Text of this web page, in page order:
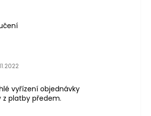
obchodu je 5 z 5 hvězdiček.
vyřízení objednávky
z platby předem.